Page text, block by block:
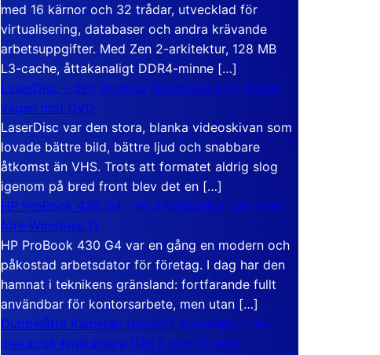
med 16 kärnor och 32 trådar, utvecklad för
virtualisering, databaser och andra krävande
arbetsuppgifter. Med Zen 2-arkitektur, 128 MB
L3-cache, åttakanaligt DDR4-minne […]
LaserDisc – den jättelika filmskivan som visade
vägen mot DVD
LaserDisc var den stora, blanka videoskivan som
lovade bättre bild, bättre ljud och snabbare
åtkomst än VHS. Trots att formatet aldrig slog
igenom på bred front blev det en […]
HP ProBook 430 G4 – en arbetsdator från tiden
före Windows 11
HP ProBook 430 G4 var en gång en modern och
påkostad arbetsdator för företag. I dag har den
hamnat i teknikens gränsland: fortfarande fullt
användbar för kontorsarbete, men utan […]
Dubbelåtta Kameran Gevaert Automatic – en
mekanisk filmkamera från 8 mm-filmens